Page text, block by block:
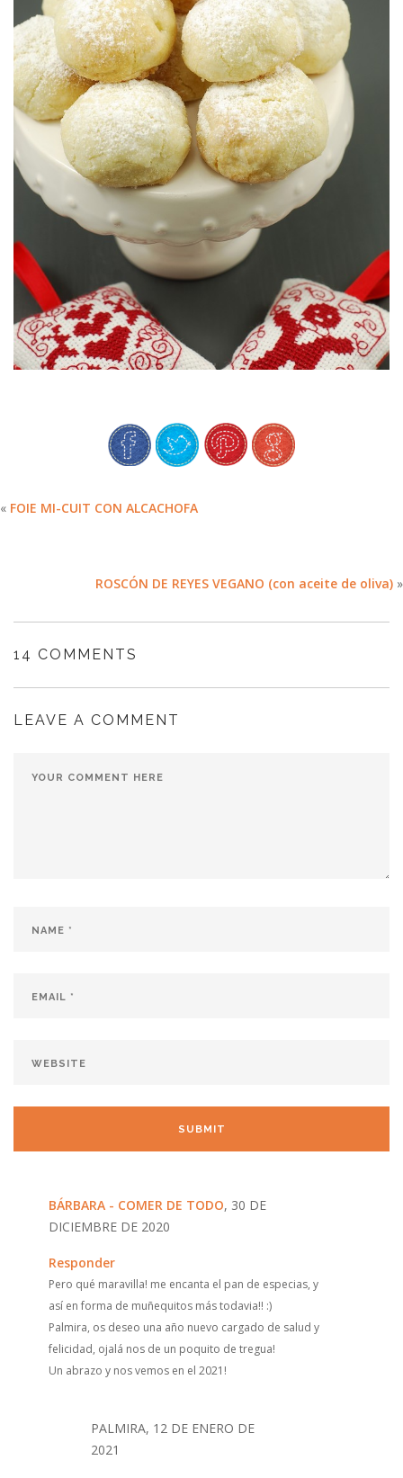
GALLETAS NEVADAS DE LIMÓN
¡Huele a Navidades!
« FOIE MI-CUIT CON ALCACHOFA
ROSCÓN DE REYES VEGANO (con aceite de oliva) »
14 COMMENTS
LEAVE A COMMENT
BÁRBARA - COMER DE TODO, 30 DE
DICIEMBRE DE 2020
Responder
Pero qué maravilla! me encanta el pan de especias, y
así en forma de muñequitos más todavia!! :)
Palmira, os deseo una año nuevo cargado de salud y
felicidad, ojalá nos de un poquito de tregua!
Un abrazo y nos vemos en el 2021!
PALMIRA, 12 DE ENERO DE
2021